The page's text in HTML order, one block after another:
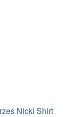
Nicki Shirt